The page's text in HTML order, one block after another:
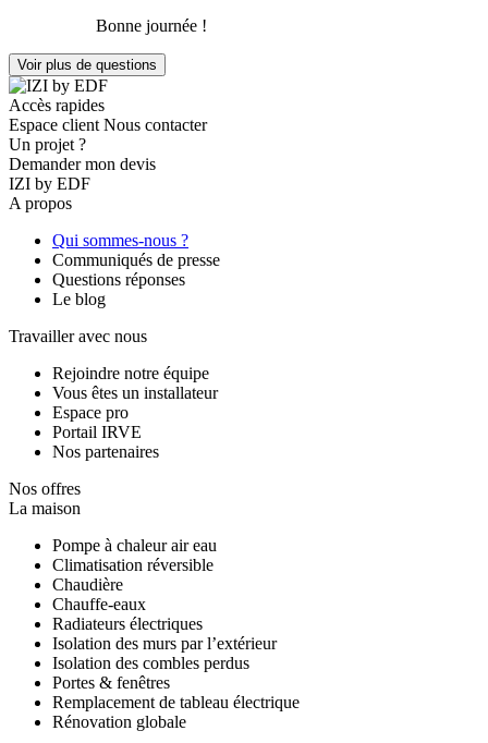
Bonne journée !
Voir plus de questions
Accès rapides
Espace client Nous contacter
Un projet ?
Demander mon devis
IZI by EDF
A propos
Qui sommes-nous ?
Communiqués de presse
Questions réponses
Le blog
Travailler avec nous
Rejoindre notre équipe
Vous êtes un installateur
Espace pro
Portail IRVE
Nos partenaires
Nos offres
La maison
Pompe à chaleur air eau
Climatisation réversible
Chaudière
Chauffe-eaux
Radiateurs électriques
Isolation des murs par l’extérieur
Isolation des combles perdus
Portes & fenêtres
Remplacement de tableau électrique
Rénovation globale